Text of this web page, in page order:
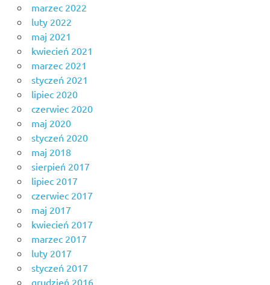
marzec 2022
luty 2022
maj 2021
kwiecień 2021
marzec 2021
styczeń 2021
lipiec 2020
czerwiec 2020
maj 2020
styczeń 2020
maj 2018
sierpień 2017
lipiec 2017
czerwiec 2017
maj 2017
kwiecień 2017
marzec 2017
luty 2017
styczeń 2017
grudzień 2016